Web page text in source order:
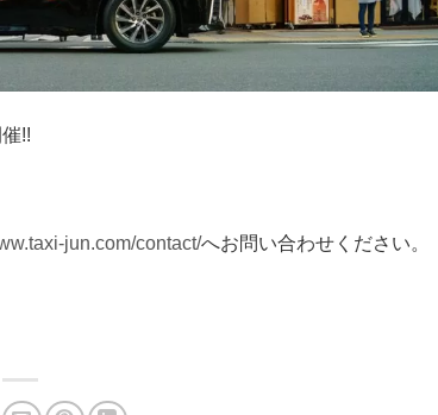
!!
jun.com/contact/へお問い合わせください。